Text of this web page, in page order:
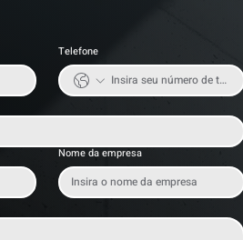
Telefone
Nome da empresa